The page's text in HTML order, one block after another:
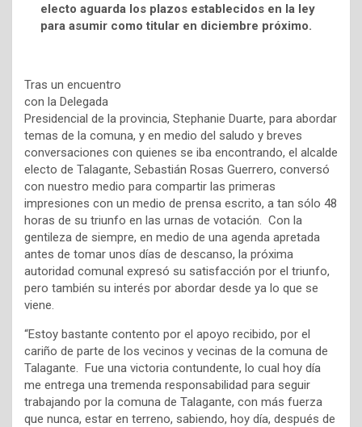
electo aguarda los plazos establecidos en la ley
para asumir como titular en diciembre próximo.
Tras un encuentro
con la Delegada
Presidencial de la provincia, Stephanie Duarte, para abordar
temas de la comuna, y en medio del saludo y breves
conversaciones con quienes se iba encontrando, el alcalde
electo de Talagante, Sebastián Rosas Guerrero, conversó
con nuestro medio para compartir las primeras
impresiones con un medio de prensa escrito, a tan sólo 48
horas de su triunfo en las urnas de votación. Con la
gentileza de siempre, en medio de una agenda apretada
antes de tomar unos días de descanso, la próxima
autoridad comunal expresó su satisfacción por el triunfo,
pero también su interés por abordar desde ya lo que se
viene.
“Estoy bastante contento por el apoyo recibido, por el
cariño de parte de los vecinos y vecinas de la comuna de
Talagante. Fue una victoria contundente, lo cual hoy día
me entrega una tremenda responsabilidad para seguir
trabajando por la comuna de Talagante, con más fuerza
que nunca, estar en terreno, sabiendo, hoy día, después de